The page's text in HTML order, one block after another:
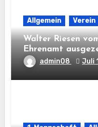
Allgemein Verein
Walter Riesen
Ehrenamt
admin08 Juli